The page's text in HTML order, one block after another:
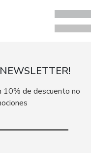
10% de descuento no